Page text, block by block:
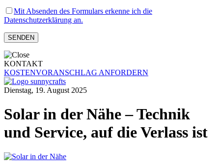
Mit Absenden des Formulars erkenne ich die
Datenschutzerklärung an.
KONTAKT
KOSTENVORANSCHLAG ANFORDERN
Dienstag, 19. August 2025
Solar in der Nähe – Technik
und Service, auf die Verlass ist